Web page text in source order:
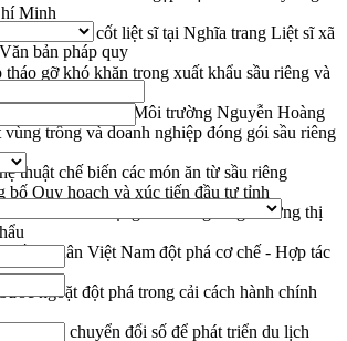
Minh
an táng hài cốt liệt sĩ tại Nghĩa trang Liệt sĩ xã
tháo gỡ khó khăn trong xuất khẩu sầu riêng và
EUDR
Nông nghiệp và Môi trường Nguyễn Hoàng
vùng trồng và doanh nghiệp đóng gói sầu riêng
thuật chế biến các món ăn từ sầu riêng
bố Quy hoạch và xúc tiến đầu tư tỉnh
Đắk Lắk chủ động thích ứng để giữ vững thị
tế tư nhân Việt Nam đột phá cơ chế - Hợp tác
ngoặt đột phá trong cải cách hành chính
mạnh chuyển đổi số để phát triển du lịch
Văn bản pháp quy